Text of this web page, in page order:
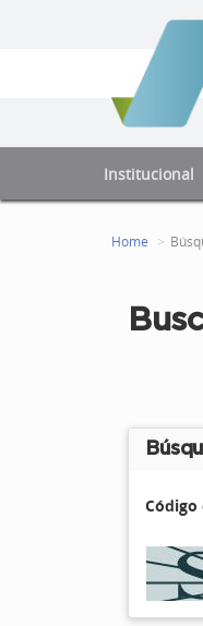
Institucional
Home
Código